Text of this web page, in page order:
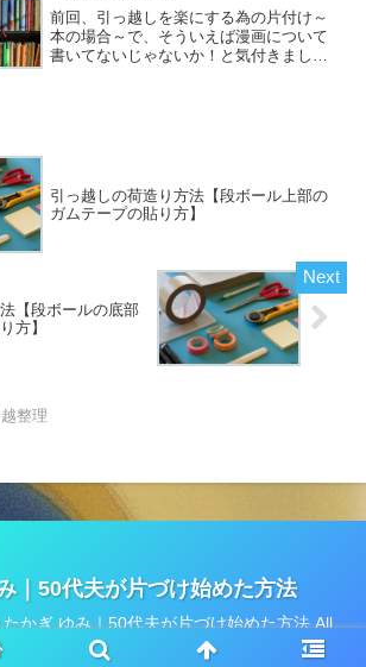
前回、引っ越しを楽にする為の片付け～
本の場合～で、そういえば漫画について
書いてないじゃないか！と気付きました
引っ越しの荷造り方法【段ボール上部の
ガムテープの貼り方】
【段ボールの底部
方】
整理
｜50代夫が片づけ始めた方法
かぎ ゆみ｜50代夫が片づけ始めた方法 All
Rights Reserved.